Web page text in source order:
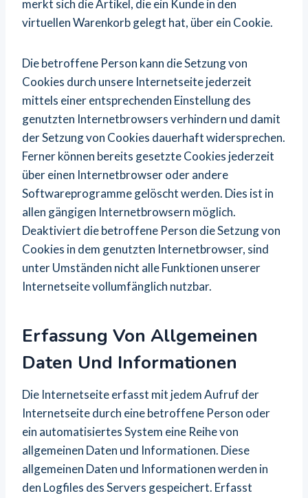
merkt sich die Artikel, die ein Kunde in den
virtuellen Warenkorb gelegt hat, über ein Cookie.
Die betroffene Person kann die Setzung von
Cookies durch unsere Internetseite jederzeit
mittels einer entsprechenden Einstellung des
genutzten Internetbrowsers verhindern und damit
der Setzung von Cookies dauerhaft widersprechen.
Ferner können bereits gesetzte Cookies jederzeit
über einen Internetbrowser oder andere
Softwareprogramme gelöscht werden. Dies ist in
allen gängigen Internetbrowsern möglich.
Deaktiviert die betroffene Person die Setzung von
Cookies in dem genutzten Internetbrowser, sind
unter Umständen nicht alle Funktionen unserer
Internetseite vollumfänglich nutzbar.
Erfassung Von Allgemeinen
Daten Und Informationen
Die Internetseite erfasst mit jedem Aufruf der
Internetseite durch eine betroffene Person oder
ein automatisiertes System eine Reihe von
allgemeinen Daten und Informationen. Diese
allgemeinen Daten und Informationen werden in
den Logfiles des Servers gespeichert. Erfasst